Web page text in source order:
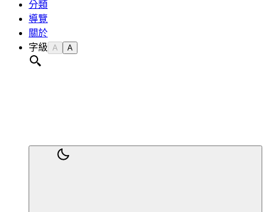
分類
導覽
關於
字級 A A